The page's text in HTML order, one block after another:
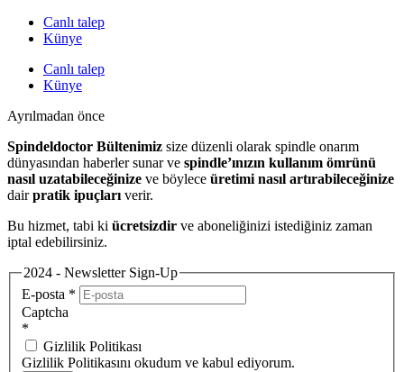
Canlı talep
Künye
Canlı talep
Künye
Ayrılmadan önce
Spindeldoctor Bültenimiz size düzenli olarak spindle onarım
dünyasından haberler sunar ve spindle’ınızın kullanım ömrünü
nasıl uzatabileceğinize ve böylece üretimi nasıl artırabileceğinize
dairpratik ipuçları verir.
Bu hizmet, tabi ki ücretsizdir ve aboneliğinizi istediğiniz zaman
iptal edebilirsiniz.
2024 - Newsletter Sign-Up
E-posta *
Captcha
*
Gizlilik Politikası
Gizlilik Politikasını okudum ve kabul ediyorum.